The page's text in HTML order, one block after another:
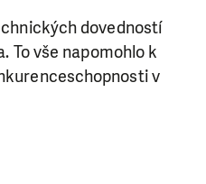
dovedností
To vše napomohlo k
v